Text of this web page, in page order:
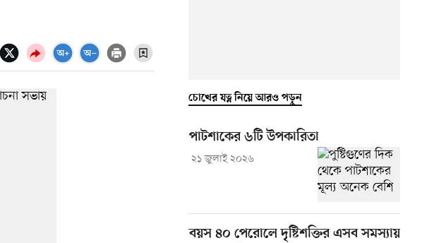
চোখের যত্ন নিয়ে আরও পড়ুন
পাটশাকের ৬টি উপকারিতা
২১ জুলাই ২০২৬
বয়স ৪০ পেরোলে দৃষ্টিশক্তির এসব সমস্যায়